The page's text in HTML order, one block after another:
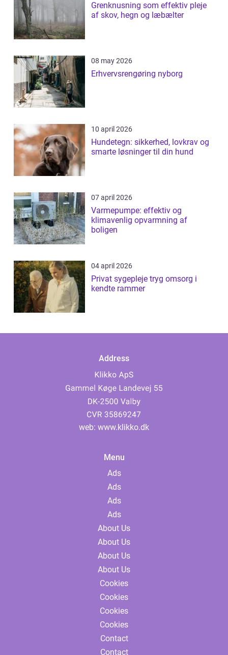
Grenknusning som effektiv pleje
af skov, hegn og læbælter
08 may 2026
Erhvervsrengøring nyborg
10 april 2026
Hundetegn: sikkerhed, lovkrav og
smarte løsninger til din hund
07 april 2026
Varmepumpe: effektiv og
klimavenlig opvarmning af
boligen
04 april 2026
Privat sygepleje tryg omsorg i
kendte rammer
Address
web: www.klikko.dk
Menu
Ads
Ads
Ads
Ads
About Us
About Us
About Us
About Us
Cookies
Cookies
Cookies
Cookies
Contact
Contact